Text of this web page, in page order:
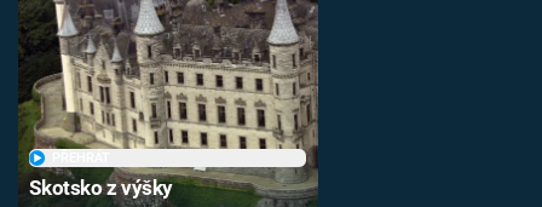
Skotsko z výšky